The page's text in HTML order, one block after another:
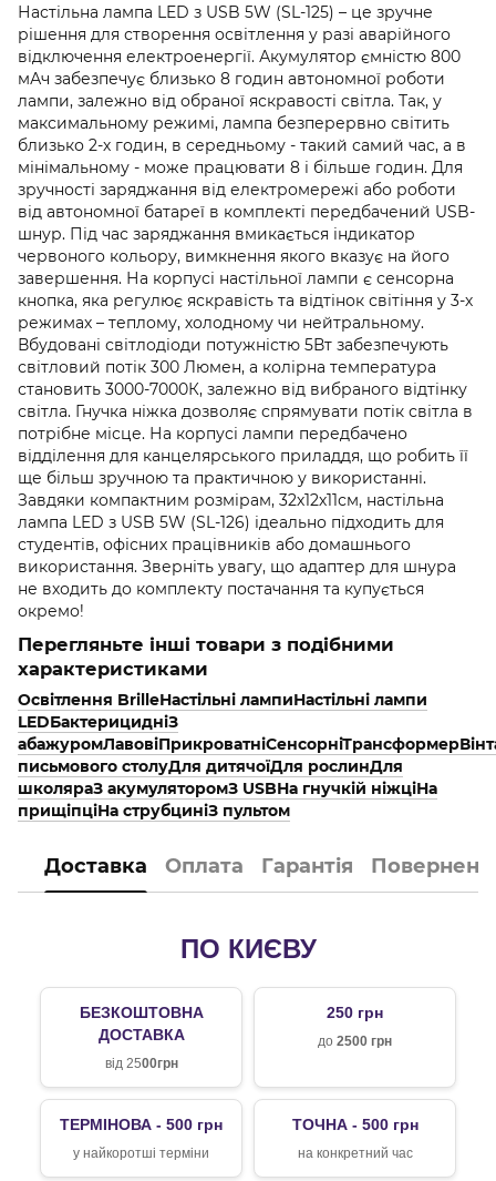
Настільна лампа LED з USB 5W (SL-125) – це зручне
рішення для створення освітлення у разі аварійного
відключення електроенергії. Акумулятор ємністю 800
мАч забезпечує близько 8 годин автономної роботи
лампи, залежно від обраної яскравості світла. Так, у
максимальному режимі, лампа безперервно світить
близько 2-х годин, в середньому - такий самий час, а в
мінімальному - може працювати 8 і більше годин. Для
зручності заряджання від електромережі або роботи
від автономної батареї в комплекті передбачений USB-
шнур. Під час заряджання вмикається індикатор
червоного кольору, вимкнення якого вказує на його
завершення. На корпусі настільної лампи є сенсорна
кнопка, яка регулює яскравість та відтінок світіння у 3-х
режимах – теплому, холодному чи нейтральному.
Вбудовані світлодіоди потужністю 5Вт забезпечують
світловий потік 300 Люмен, а колірна температура
становить 3000-7000К, залежно від вибраного відтінку
світла. Гнучка ніжка дозволяє спрямувати потік світла в
потрібне місце. На корпусі лампи передбачено
відділення для канцелярського приладдя, що робить її
ще більш зручною та практичною у використанні.
Завдяки компактним розмірам, 32х12х11см, настільна
лампа LED з USB 5W (SL-126) ідеально підходить для
студентів, офісних працівників або домашнього
використання. Зверніть увагу, що адаптер для шнура
не входить до комплекту постачання та купується
окремо!
Перегляньте інші товари з подібними
характеристиками
Освітлення BrilleНастільні лампиНаcтільні лампи
LEDБактерицидніЗ
абажуромЛавовіПрикроватніСенсорніТрансформер
письмового столуДля дитячоїДля рослинДля
школяраЗ акумуляторомЗ USBНа гнучкій ніжціНа
прищіпціНа струбциніЗ пультом
Доставка Оплата Гарантія
ПО КИЄВУ
БЕЗКОШТОВНА
ДОСТАВКА
від 2500грн
250 грн
до 2500 грн
ТЕРМІНОВА - 500 грн
у найкоротші терміни
ТОЧНА - 500 грн
на конкретний час